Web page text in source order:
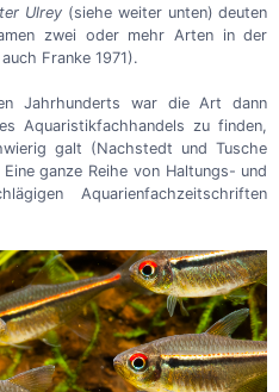
Ulrey (siehe weiter unten) deuten
zwei oder mehr Arten in der
Franke 1971).
Jahrhunderts war die Art dann
Aquaristikfachhandels zu finden,
galt (Nachstedt und Tusche
ganze Reihe von Haltungs- und
Aquarienfachzeitschriften